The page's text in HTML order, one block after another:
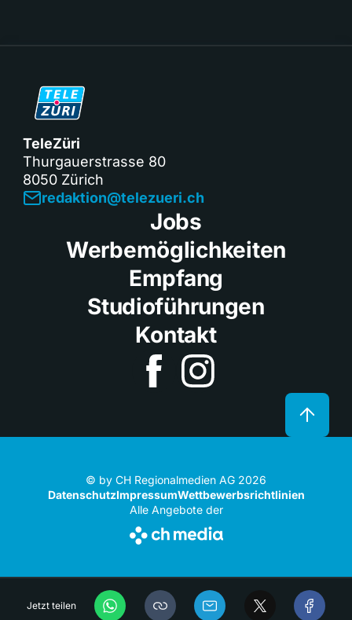
Jetzt teilen
TeleZüri
Thurgauerstrasse 80
8050 Zürich
redaktion@telezueri.ch
Jobs
Werbemöglichkeiten
Empfang
Studioführungen
Kontakt
© by CH Regionalmedien AG 2026
DatenschutzImpressumWettbewerbsrichtlinien
Alle Angebote der